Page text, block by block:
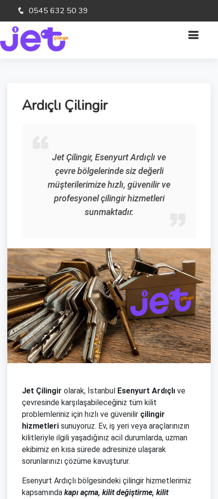
0545 632 50 39
Ardıçlı Çilingir
Jet Çilingir, Esenyurt Ardıçlı ve
çevre bölgelerinde siz değerli
müşterilerimize hızlı, güvenilir ve
profesyonel çilingir hizmetleri
sunmaktadır.
Jet Çilingir olarak, İstanbul Esenyurt Ardıçlı ve
çevresinde karşılaşabileceğiniz tüm kilit
problemleriniz için hızlı ve güvenilir çilingir
hizmetleri sunuyoruz. Ev, iş yeri veya araçlarınızın
kilitleriyle ilgili yaşadığınız acil durumlarda, uzman
ekibimiz en kısa sürede adresinize ulaşarak
sorunlarınızı çözüme kavuşturur.
Esenyurt Ardıçlı bölgesindeki çilingir hizmetlerimiz
kapsamında kapı açma, kilit değiştirme, kilit